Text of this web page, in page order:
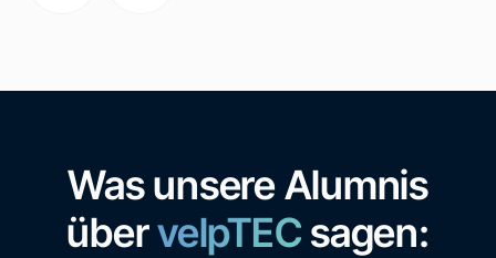
Was unsere Alumnis
übervelpTEC sagen: